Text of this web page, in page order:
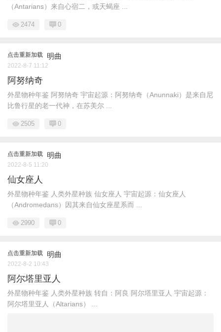
（Antarians）来自心宿二，或天蝎座 ...
2474 0
点击重新加载 明曲
2022-8-7 11:12
阿努纳奇
外星物种年鉴 阿努纳奇 宇宙起源：阿努纳奇（Anunnaki）是来自尼
比鲁行星的老一代神，在苏美尔 ...
2505 0
点击重新加载 明曲
2022-8-5 11:20
仙女座人
外星物种年鉴 人类外星种族 仙女座人 宇宙起源：仙女座人
（Andromedans）因其来自仙女座星系而 ...
2990 0
点击重新加载 明曲
2022-8-2 10:43
阿尔塔里亚人
外星物种年鉴 人类外星种族 转自：阿良 阿尔塔里亚人 宇宙起源：
阿尔塔里亚人（Altarians） ...